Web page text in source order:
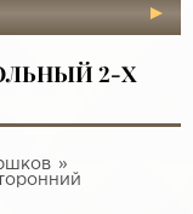
2-Х